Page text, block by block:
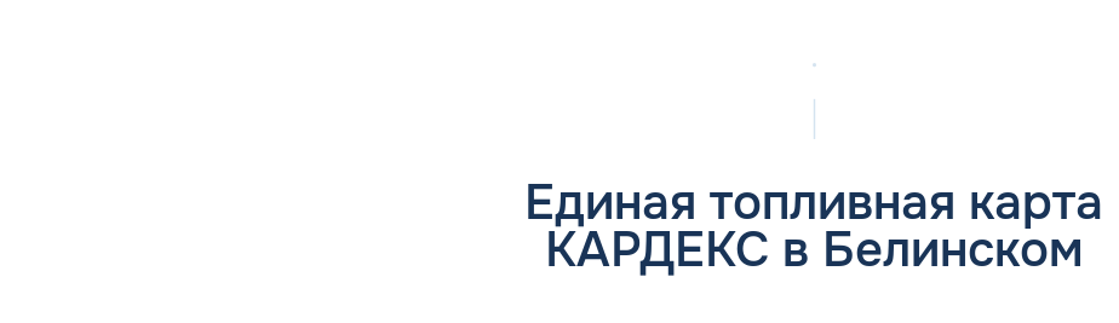
Единая топливная карта
КАРДЕКС в Белинском